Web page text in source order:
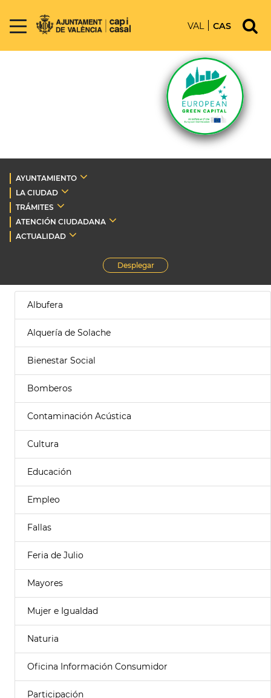
VAL CAS
AYUNTAMIENTO
LA CIUDAD
TRÁMITES
ATENCIÓN CIUDADANA
ACTUALIDAD
Desplegar
Albufera
Alquería de Solache
Bienestar Social
Bomberos
Contaminación Acústica
Cultura
Educación
Empleo
Fallas
Feria de Julio
Mayores
Mujer e Igualdad
Naturia
Oficina Información Consumidor
Participación